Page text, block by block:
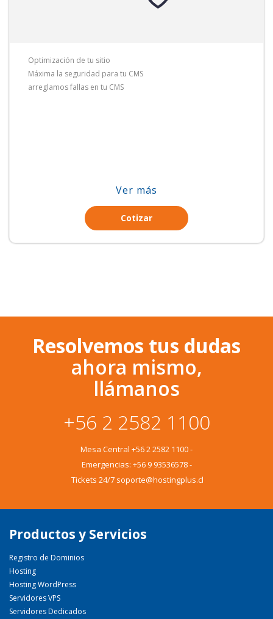
Optimización de tu sitio
Máxima la seguridad para tu CMS
arreglamos fallas en tu CMS
Ver más
Cotizar
Resolvemos tus dudas
ahora mismo,
llámanos
+56 2 2582 1100
Mesa Central +56 2 2582 1100-
Emergencias: +56 9 93536578-
Tickets 24/7 soporte@hostingplus.cl
Productos y Servicios
Registro de Dominios
Hosting
Hosting WordPress
Servidores VPS
Servidores Dedicados